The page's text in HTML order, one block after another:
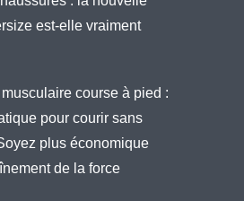
est-elle vraiment
course à pied :
pour courir sans
plus économique
de la force